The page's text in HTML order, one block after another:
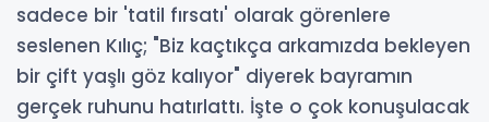
sadece bir 'tatil fırsatı' olarak görenlere
seslenen Kılıç; "Biz kaçtıkça arkamızda bekleyen
bir çift yaşlı göz kalıyor" diyerek bayramın
gerçek ruhunu hatırlattı. İşte o çok konuşulacak